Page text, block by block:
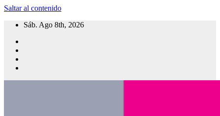
Saltar al contenido
Sáb. Ago 8th, 2026